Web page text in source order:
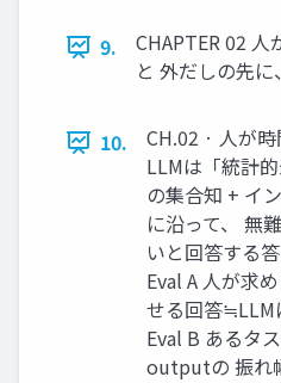
9.
CHAPTER 02
と 外だしの先に
10.
CH.02 · 人が
LLMは「統計
の集合知 + イ
に沿って、 無
いと回答する
Eval A 人が求
せる回答≒LLM
Eval B あるタ
outputの 振れ